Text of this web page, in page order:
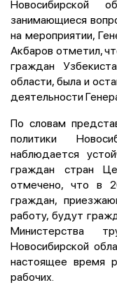
Новосибирской
занимающиеся
на мероприятии,
Акбаров отметил,
граждан
области, была и
деятельности
По словам
политики
наблюдается
граждан стран
отмечено, что в
граждан,
работу, будут
Министерства
Новосибирской
настоящее время
рабочих.